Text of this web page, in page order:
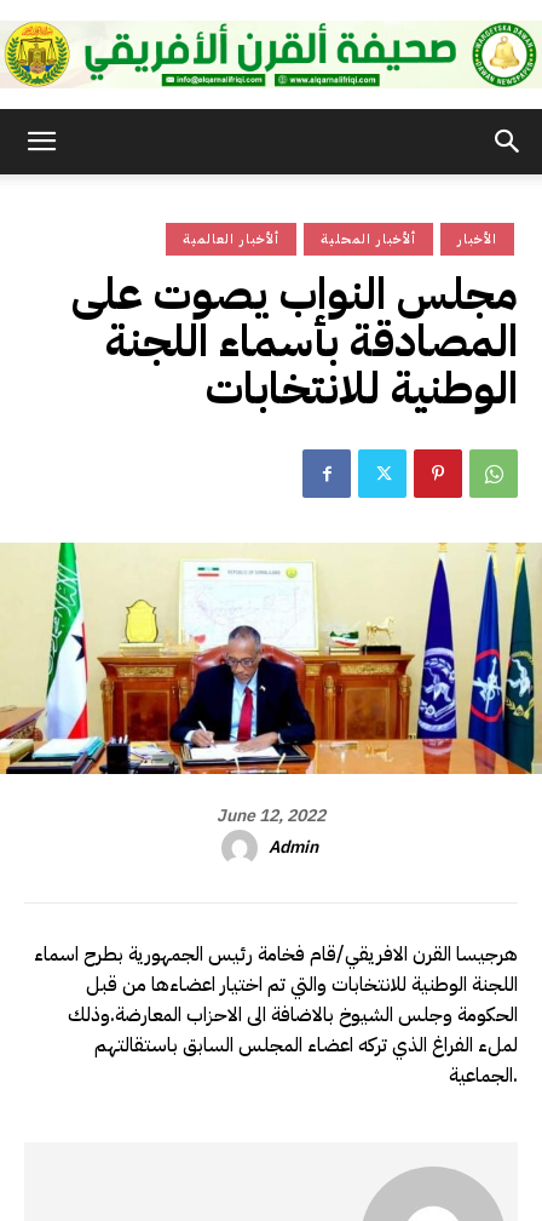
القرن
الأفريقي
ألأخبار العالمية ألأخبار المحلية الأخبار
مجلس النواب يصوت على
المصادقة بأسماء اللجنة
الوطنية للانتخابات
June 12, 2022
Admin
هرجيسا القرن الافريقي/قام فخامة رئيس الجمهورية بطرح اسماء
اللجنة الوطنية للانتخابات والتي تم اختيار اعضاءها من قبل
الحكومة وجلس الشيوخ بالاضافة الى الاحزاب المعارضة.وذلك
لملء الفراغ الذي تركه اعضاء المجلس السابق باستقالتهم
الجماعية.